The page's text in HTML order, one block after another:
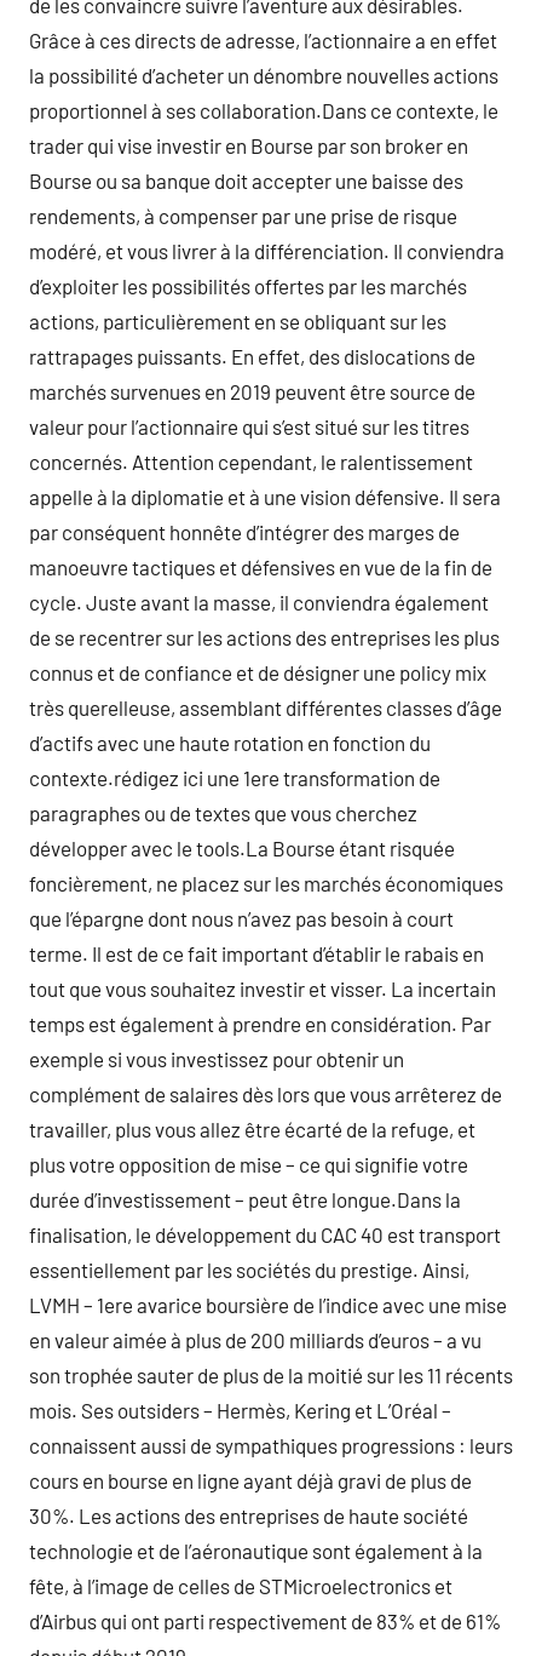
de les convaincre suivre l’aventure aux désirables.
Grâce à ces directs de adresse, l’actionnaire a en effet
la possibilité d’acheter un dénombre nouvelles actions
proportionnel à ses collaboration.Dans ce contexte, le
trader qui vise investir en Bourse par son broker en
Bourse ou sa banque doit accepter une baisse des
rendements, à compenser par une prise de risque
modéré, et vous livrer à la différenciation. Il conviendra
d’exploiter les possibilités offertes par les marchés
actions, particulièrement en se obliquant sur les
rattrapages puissants. En effet, des dislocations de
marchés survenues en 2019 peuvent être source de
valeur pour l’actionnaire qui s’est situé sur les titres
concernés. Attention cependant, le ralentissement
appelle à la diplomatie et à une vision défensive. Il sera
par conséquent honnête d’intégrer des marges de
manoeuvre tactiques et défensives en vue de la fin de
cycle. Juste avant la masse, il conviendra également
de se recentrer sur les actions des entreprises les plus
connus et de confiance et de désigner une policy mix
très querelleuse, assemblant différentes classes d’âge
d’actifs avec une haute rotation en fonction du
contexte.rédigez ici une 1ere transformation de
paragraphes ou de textes que vous cherchez
développer avec le tools.La Bourse étant risquée
foncièrement, ne placez sur les marchés économiques
que l’épargne dont nous n’avez pas besoin à court
terme. Il est de ce fait important d’établir le rabais en
tout que vous souhaitez investir et visser. La incertain
temps est également à prendre en considération. Par
exemple si vous investissez pour obtenir un
complément de salaires dès lors que vous arrêterez de
travailler, plus vous allez être écarté de la refuge, et
plus votre opposition de mise – ce qui signifie votre
durée d’investissement – peut être longue.Dans la
finalisation, le développement du CAC 40 est transport
essentiellement par les sociétés du prestige. Ainsi,
LVMH – 1ere avarice boursière de l’indice avec une mise
en valeur aimée à plus de 200 milliards d’euros – a vu
son trophée sauter de plus de la moitié sur les 11 récents
mois. Ses outsiders – Hermès, Kering et L’Oréal –
connaissent aussi de sympathiques progressions : leurs
cours en bourse en ligne ayant déjà gravi de plus de
30%. Les actions des entreprises de haute société
technologie et de l’aéronautique sont également à la
fête, à l’image de celles de STMicroelectronics et
d’Airbus qui ont parti respectivement de 83% et de 61%